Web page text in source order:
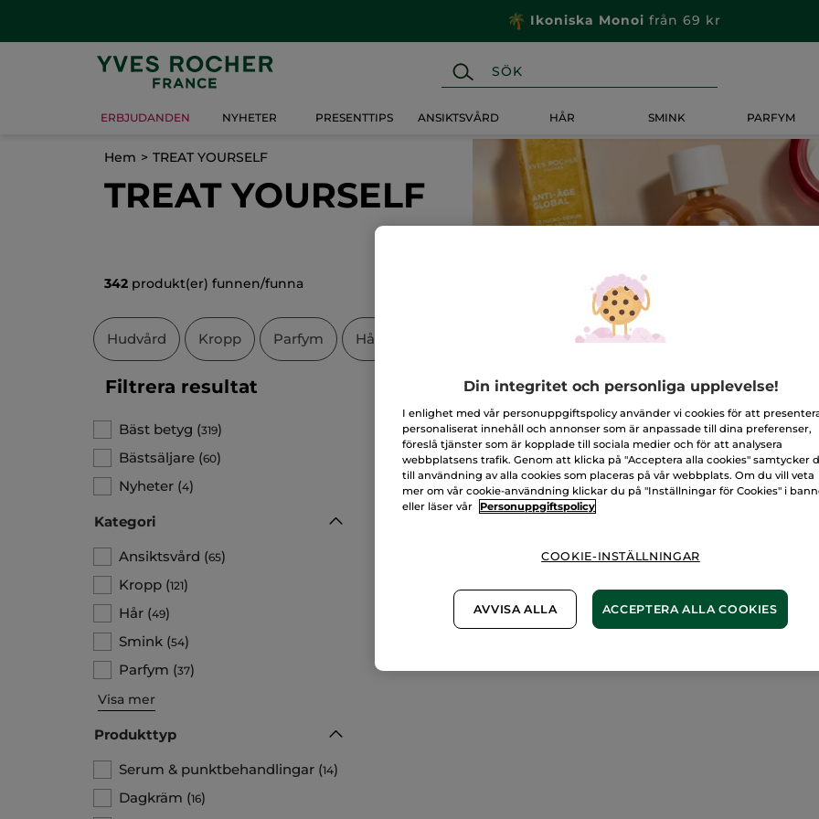
Ikoniska Monoi från 69 kr
ERBJUDANDEN NYHETER PRESENTTIPS ANSIKTSVÅRD HÅR SMINK PARFYM
Hem TREAT YOURSELF
TREAT YOURSELF
342 produkt(er) funnen/funna
Hudvård Kropp Parfym Hår
Filtrera resultat
Bäst betyg (319)
Bästsäljare (60)
Nyheter (4)
Kategori
Ansiktsvård (65)
Kropp (121)
Hår (49)
Smink (54)
Parfym (37)
Visa mer
Produkttyp
Serum & punktbehandlingar (14)
Dagkräm (16)
Din integritet och personliga upplevelse!
I enlighet med vår personuppgiftspolicy använder vi cookies för att
personaliserat innehåll och annonser som är anpassade till dina preferenser,
föreslå tjänster som är kopplade till sociala medier och för att analysera
webbplatsens trafik. Genom att klicka på "Acceptera alla cookies" samtycker
till användning av alla cookies som placeras på vår webbplats. Om du vill veta
mer om vår cookie-användning klickar du på "Inställningar för Cookies" i
eller läser vår
Personuppgiftspolicy
COOKIE-INSTÄLLNINGAR
AVVISA ALLA ACCEPTERA ALLA COOKIES